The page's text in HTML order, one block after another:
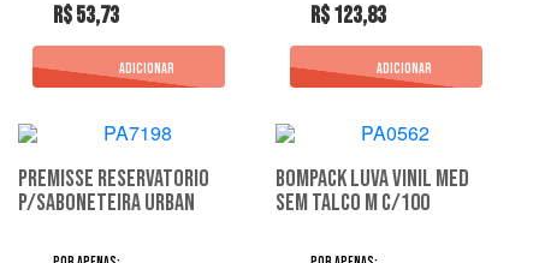
R$ 53,73 R$ 123,83
Premisse Reservatorio
P/Saboneteira Urban
Bompack Luva Vinil Med
Sem Talco M C/100